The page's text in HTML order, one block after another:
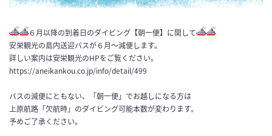
６月以降の到着日のダイビング【朝一便】に関して
安栄観光の島内送迎バスが６月～減便します。
詳しい案内は安栄観光のHPをご覧ください。
https://aneikankou.co.jp/info/detail/499
バスの減便にともない、「朝一便」でお越しになる方は
上原航路「欠航時」のダイビング可能本数が変わります。
予めご了承ください。